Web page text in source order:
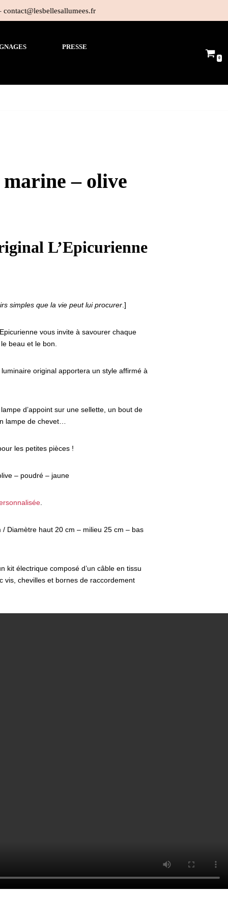
PRESSE
0
– olive
L’Epicurienne
simples que la vie peut lui procurer .]
vous invite à savourer chaque
beau et le bon.
original apportera un style affirmé à
d’appoint sur une sellette, un bout de
lampe de chevet…
les petites pièces !
– poudré – jaune
Diamètre haut 20 cm – milieu 25 cm – bas
kit électrique composé d’un câble en tissu
vis, chevilles et bornes de raccordement